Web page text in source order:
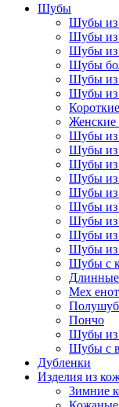
Шубы
Шубы из
Шубы из
Шубы из
Шубы
Шубы из
Шубы
Женские
Шубы из
Шубы из
Шубы из
Шубы из
Шубы из
Шубы из
Шубы из
Шубы из
Шубы из
Шубы с
Мех
Пончо
Шубы
Шубы с
Дубленки
Изделия из
Зимние